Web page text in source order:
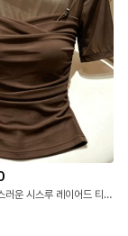
1~3 cm 정도 오차가
이가 있을 수 있습니
SST-888 여성스러운 시스루 레이어드 티셔츠